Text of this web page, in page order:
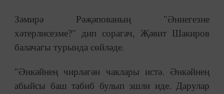
Зәмирә Рәҗәпованың "Әниегезне
хәтерлисезме?" дип сорагач, Җәвит Шакиров
балачагы турында сөйләде.
"Әнкәйнең чирләгән чаклары истә. Әнкәйнең
абыйсы баш табиб булып эшли иде. Дарулар